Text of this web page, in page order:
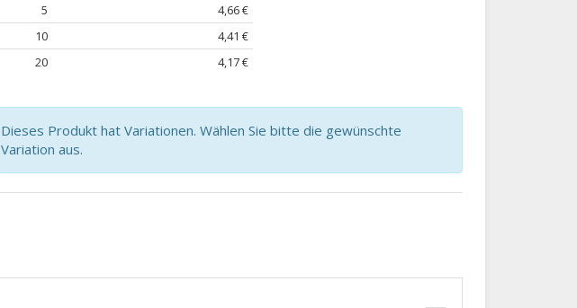
5
4,66 €
10
4,41 €
20
4,17 €
Dieses Produkt hat Variationen. Wählen Sie bitte die gewünschte
Variation aus.